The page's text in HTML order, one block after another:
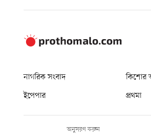
নাগরিক সংবাদ
ইপেপার
প্রথমা
অনুসরণ করুন